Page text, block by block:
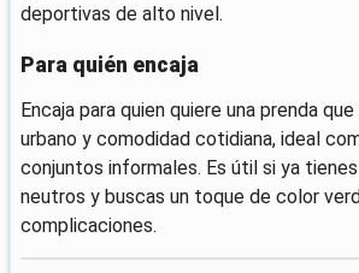
deportivas de alto nivel.
Para quién encaja
Encaja para quien quiere una prenda
urbano y comodidad cotidiana, ideal
conjuntos informales. Es útil si ya
neutros y buscas un toque de color
complicaciones.